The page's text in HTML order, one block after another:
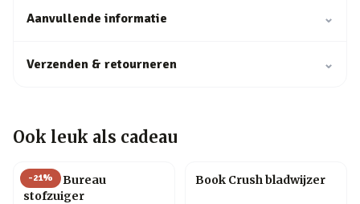
Aanvullende informatie ⌄
Verzenden & retourneren ⌄
Ook leuk als cadeau
-21%
Henry Bureau
stofzuiger
Book Crush bladwijzer